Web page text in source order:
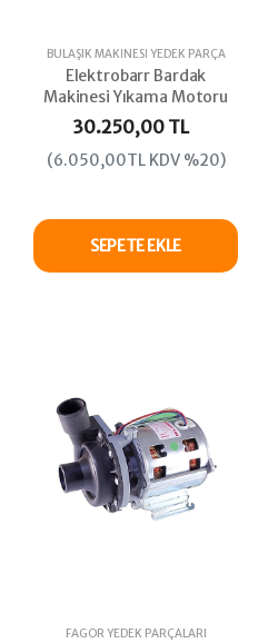
BULAŞIK MAKINESI YEDEK PARÇA
Elektrobarr Bardak
Makinesi Yıkama Motoru
30.250,00 TL
(6.050,00TL KDV %20)
SEPETE EKLE
FAGOR YEDEK PARÇALARI